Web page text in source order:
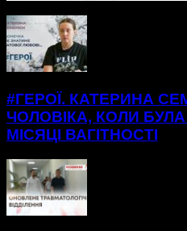
#ГЕРОЇ. КАТЕРИНА
ЧОЛОВІКА, КОЛИ
МІСЯЦІ ВАГІТНОСТІ